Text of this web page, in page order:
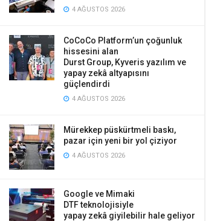
4 AĞUSTOS 2026
CoCoCo Platform’un çoğunluk
hissesini alan
Durst Group, Kyveris yazılım ve
yapay zekâ altyapısını
güçlendirdi
4 AĞUSTOS 2026
Mürekkep püskürtmeli baskı,
pazar için yeni bir yol çiziyor
4 AĞUSTOS 2026
Google ve Mimaki
DTF teknolojisiyle
yapay zekâ giyilebilir hale geliyor